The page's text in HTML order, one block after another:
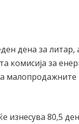
дена за литар,
комисија за
80,5